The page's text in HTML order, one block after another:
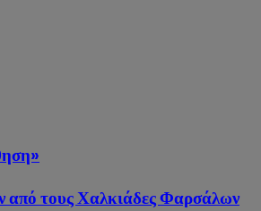
από τους Χαλκιάδες Φαρσάλων